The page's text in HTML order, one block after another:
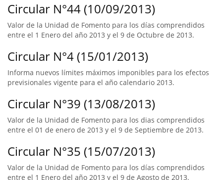
Circular N°44 (10/09/2013)
Valor de la Unidad de Fomento para los días comprendidos
entre el 1 Enero del año 2013 y el 9 de Octubre de 2013.
Circular N°4 (15/01/2013)
Informa nuevos límites máximos imponibles para los efectos
previsionales vigente para el año calendario 2013.
Circular N°39 (13/08/2013)
Valor de la Unidad de Fomento para los dias comprendidos
entre el 01 de enero de 2013 y el 9 de Septiembre de 2013.
Circular N°35 (15/07/2013)
Valor de la Unidad de Fomento para los días comprendidos
entre el 1 Enero del año 2013 y el 9 de Agosto de 2013.